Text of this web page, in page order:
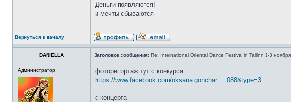
Деньги появляются!
и мечты сбываются
Вернуться к началу
DANIELLA Заголовок сообщения: Re: International Oriental Dance Festival in Tallinn 1-3 ноября
Администратор
фоторепортаж тут с конкурса
https://www.facebook.com/oksana.gonchar ... 088&type=3
с концерта